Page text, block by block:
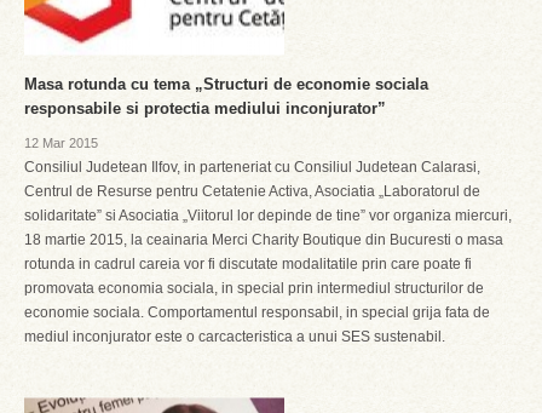
Masa rotunda cu tema „Structuri de economie sociala
responsabile si protectia mediului inconjurator”
12 Mar 2015
Consiliul Judetean Ilfov, in parteneriat cu Consiliul Judetean Calarasi,
Centrul de Resurse pentru Cetatenie Activa, Asociatia „Laboratorul de
solidaritate” si Asociatia „Viitorul lor depinde de tine” vor organiza miercuri,
18 martie 2015, la ceainaria Merci Charity Boutique din Bucuresti o masa
rotunda in cadrul careia vor fi discutate modalitatile prin care poate fi
promovata economia sociala, in special prin intermediul structurilor de
economie sociala. Comportamentul responsabil, in special grija fata de
mediul inconjurator este o carcacteristica a unui SES sustenabil.